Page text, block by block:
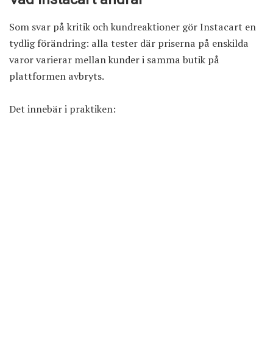
Som svar på kritik och kundreaktioner gör Instacart en
tydlig förändring: alla tester där priserna på enskilda
varor varierar mellan kunder i samma butik på
plattformen avbryts.
Det innebär i praktiken: